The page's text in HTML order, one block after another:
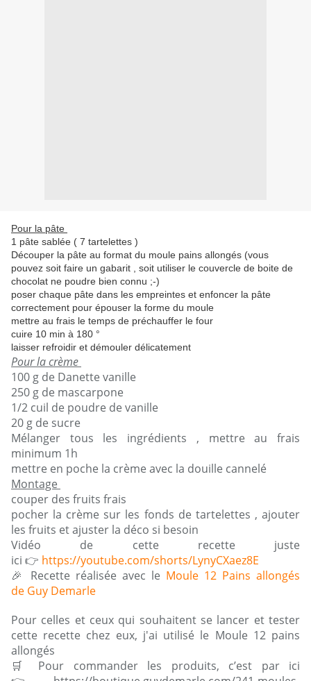
Pour la pâte
1 pâte sablée ( 7 tartelettes )
Découper la pâte au format du moule pains allongés (vous
pouvez soit faire un gabarit , soit utiliser le couvercle de boite de
chocolat ne poudre bien connu ;-)
poser chaque pâte dans les empreintes et enfoncer la pâte
correctement pour épouser la forme du moule
mettre au frais le temps de préchauffer le four
cuire 10 min à 180 °
laisser refroidir et démouler délicatement
Pour la crème
100 g de Danette vanille
250 g de mascarpone
1/2 cuil de poudre de vanille
20 g de sucre
Mélanger tous les ingrédients , mettre au frais
minimum 1h
mettre en poche la crème avec la douille cannelé
Montage
couper des fruits frais
pocher la crème sur les fonds de tartelettes , ajouter
les fruits et ajuster la déco si besoin
Vidéo de cette recette juste
ici 👉 https://youtube.com/shorts/LynyCXaez8E
🎉 Recette réalisée avec le Moule 12 Pains allongés
de Guy Demarle
Pour celles et ceux qui souhaitent se lancer et tester
cette recette chez eux, j'ai utilisé le Moule 12 pains
allongés
🛒 Pour commander les produits, c’est par ici